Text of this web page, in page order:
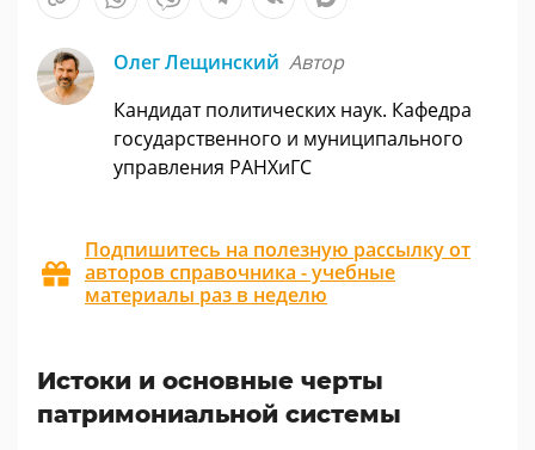
Олег Лещинский Автор
Кандидат политических наук. Кафедра
государственного и муниципального
управления РАНХиГС
Подпишитесь на полезную рассылку от
авторов справочника - учебные
материалы раз в неделю
Истоки и основные черты
патримониальной системы